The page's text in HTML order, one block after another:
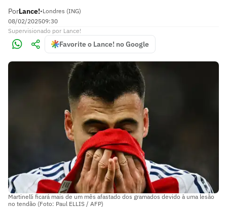
PorLance!•Londres (ING)
08/02/202509:30
Supervisionado por Lance!
Favorite o Lance! no Google
Martinelli ficará mais de um mês afastado dos gramados devido à uma lesão
no tendão (Foto: Paul ELLIS / AFP)